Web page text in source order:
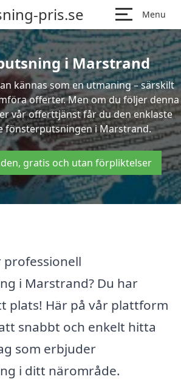
pris.se Menu
i Marstrand
kännas som en utmaning – särskilt
offerter. Men om du följer denna
vår offerttjänst får du den enklaste
fönsterputsningen i Marstrand.
gratis och utan förpliktelser
i Marstrand? Du har
plats! Här på vår plattform
snabbt och enkelt hitta
som erbjuder
i ditt närområde.